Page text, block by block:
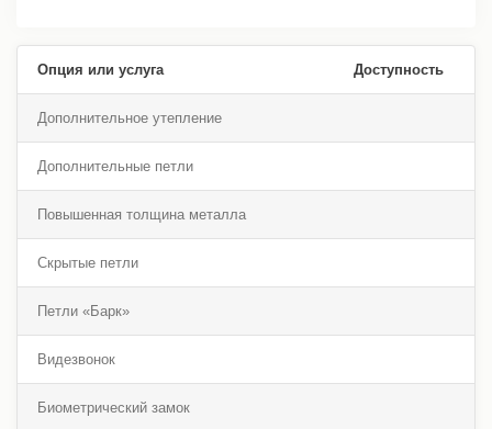
Опция или услуга Доступность
Дополнительное утепление
Дополнительные петли
Повышенная толщина металла
Скрытые петли
Петли «Барк»
Видезвонок
Биометрический замок